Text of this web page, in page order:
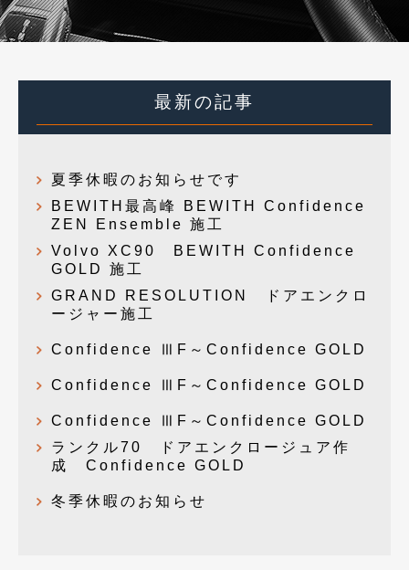
最新の記事
夏季休暇のお知らせです
BEWITH最高峰 BEWITH Confidence
ZEN Ensemble 施工
Volvo XC90 BEWITH Confidence
GOLD 施工
GRAND RESOLUTION ドアエンクロ
ージャー施工
Confidence ⅢF～Confidence GOLD
Confidence ⅢF～Confidence GOLD
Confidence ⅢF～Confidence GOLD
ランクル70 ドアエンクロージュア作
成 Confidence GOLD
冬季休暇のお知らせ